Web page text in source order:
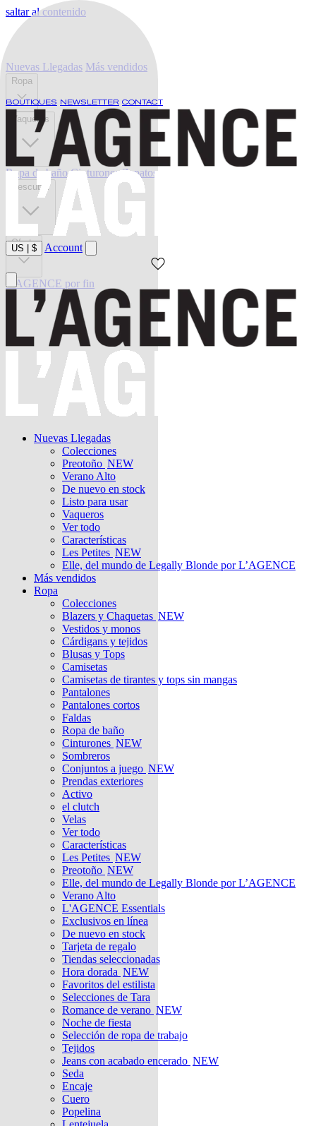
saltar al contenido
BOUTIQUES NEWSLETTER CONTACT
US $ Account
Nuevas Llegadas
Colecciones
Preotoño NEW
Verano Alto
De nuevo en stock
Listo para usar
Vaqueros
Ver todo
Características
Les Petites NEW
Elle, del mundo de Legally Blonde por L’AGENCE
Más vendidos
Ropa
Colecciones
Blazers y Chaquetas NEW
Vestidos y monos
Cárdigans y tejidos
Blusas y Tops
Camisetas
Camisetas de tirantes y tops sin mangas
Pantalones
Pantalones cortos
Faldas
Ropa de baño
Cinturones NEW
Sombreros
Conjuntos a juego NEW
Prendas exteriores
Activo
el clutch
Velas
Ver todo
Características
Les Petites NEW
Preotoño NEW
Elle, del mundo de Legally Blonde por L’AGENCE
Verano Alto
L'AGENCE Essentials
Exclusivos en línea
De nuevo en stock
Tarjeta de regalo
Tiendas seleccionadas
Hora dorada NEW
Favoritos del estilista
Selecciones de Tara
Romance de verano NEW
Noche de fiesta
Selección de ropa de trabajo
Tejidos
Jeans con acabado encerado NEW
Seda
Encaje
Cuero
Popelina
Nuevas Llegadas Más vendidos
Ropa
Vaqueros
Ropa de baño Cinturones Zapatos
Descubrir
Oferta
L'AGENCE por fin